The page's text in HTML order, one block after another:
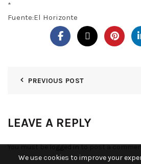
*
Fuente:El Horizonte
PREVIOUS POST
LEAVE A REPLY
You must belogged into post a
We use cookies to improve your